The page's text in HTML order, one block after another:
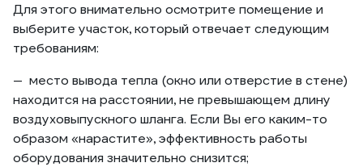
Для этого внимательно осмотрите помещение и
выберите участок, который отвечает следующим
требованиям:
место вывода тепла (окно или отверстие в стене)
находится на расстоянии, не превышающем длину
воздуховыпускного шланга. Если Вы его каким-то
образом «нарастите», эффективность работы
оборудования значительно снизится;